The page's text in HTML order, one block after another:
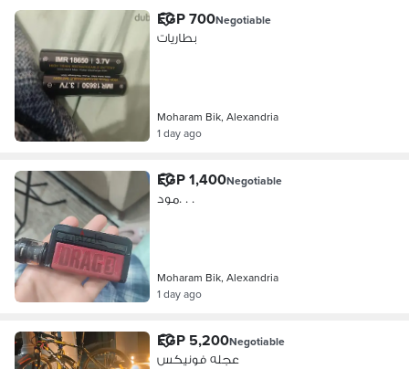
EGP 700Negotiable
بطاريات
Moharam Bik, Alexandria
1 day ago
EGP 1,400Negotiable
مود. . .
Moharam Bik, Alexandria
1 day ago
EGP 5,200Negotiable
عجله فونيكس